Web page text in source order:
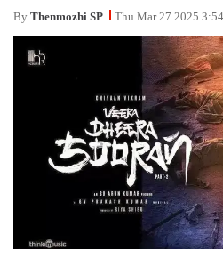
EVENTS
By Thenmozhi SP Thu Mar 27 2025